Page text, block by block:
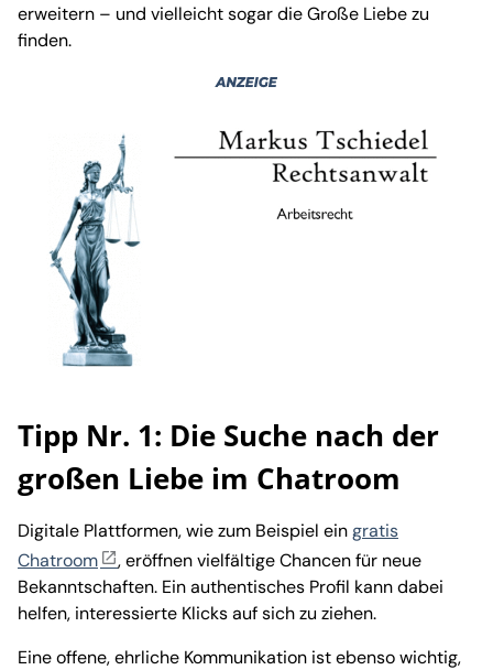
erweitern – und vielleicht sogar die Große Liebe zu
finden.
Tipp Nr. 1: Die Suche nach der
großen Liebe im Chatroom
Digitale Plattformen, wie zum Beispiel eingratis
Chatroom
, eröffnen vielfältige Chancen für neue
Bekanntschaften. Ein authentisches Profil kann dabei
helfen, interessierte Klicks auf sich zu ziehen.
Eine offene, ehrliche Kommunikation ist ebenso wichtig,